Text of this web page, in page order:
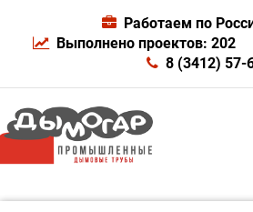
Работаем по
Выполнено проектов: 202
8 (3412) 57-